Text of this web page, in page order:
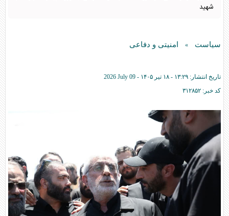
شهید
سیاست » امنیتی و دفاعی
تاریخ انتشار: ۱۳:۲۹ - ۱۸ تير ۱۴۰۵ -
2026 July 09
کد خبر: ۳۱۲۸۵۲